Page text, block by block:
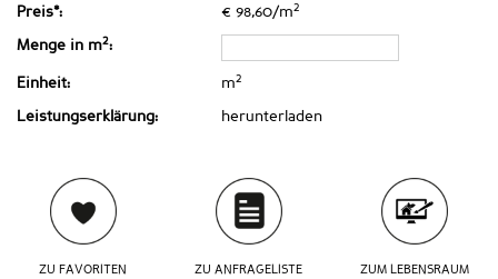
Preis*: € 98,60/m2
Menge in m2:
Einheit: m2
Leistungserklärung: herunterladen
ZU FAVORITEN
ZU ANFRAGELISTE
ZUM LEBENSRAUM